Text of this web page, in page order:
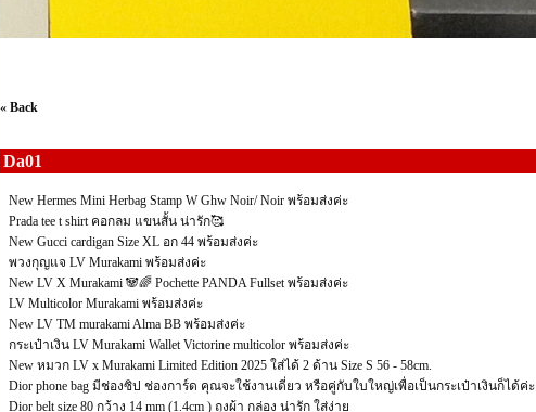
« Back
Da01
New Hermes Mini Herbag Stamp W Ghw Noir/ Noir พร้อมส่งค่ะ
Prada tee t shirt คอกลม แขนสั้น น่ารัก🥰
New Gucci cardigan Size XL อก 44 พร้อมส่งค่ะ
พวงกุญแจ LV Murakami พร้อมส่งค่ะ
New LV X Murakami 🐼🌈 Pochette PANDA Fullset พร้อมส่งค่ะ
LV Multicolor Murakami พร้อมส่งค่ะ
New LV TM murakami Alma BB พร้อมส่งค่ะ
กระเป๋าเงิน LV Murakami Wallet Victorine multicolor พร้อมส่งค่ะ
New หมวก LV x Murakami Limited Edition 2025 ใส่ได้ 2 ด้าน Size S 56 - 58cm.
Dior phone bag มีช่องซิป ช่องการ์ด คุณจะใช้งานเดี่ยว หรือคู่กับใบใหญ่เพื่อเป็นกระเป๋าเงินก็ได้ค่ะ
Dior belt size 80 กว้าง 14 mm (1.4cm ) ถุงผ้า กล่อง น่ารัก ใส่ง่าย